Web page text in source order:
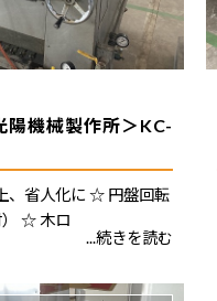
陽機械製作所＞KC-
、省人化に ☆ 円盤回転
） ☆ 木ロ
...続きを読む